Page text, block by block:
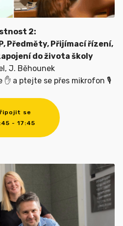
2:
Předměty, Přijímací řízení,
do života školy
J. Běhounek
✋ a ptejte se přes mikrofon 🎙
se
- 17:45